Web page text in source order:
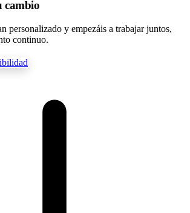
cambio
personalizado y empezáis a trabajar juntos,
continuo.